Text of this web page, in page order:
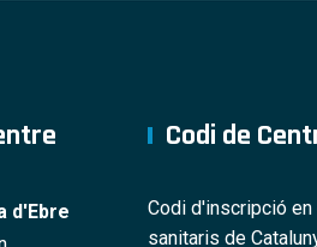
d'Ebre
Codi de
Codi d'inscripció
sanitaris de